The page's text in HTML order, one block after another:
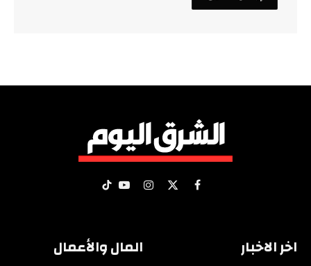
فيسبوك
X الانستغراميوتيوبتيكتوك
اخر الاخبار المال والأعمال